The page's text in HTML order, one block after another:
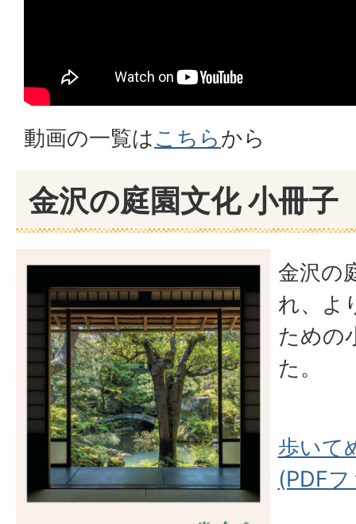
動画の一覧はこちらから
金沢の庭園文化 小冊子
金沢の
れ、よ
ための
た。
歩いて
(PDF